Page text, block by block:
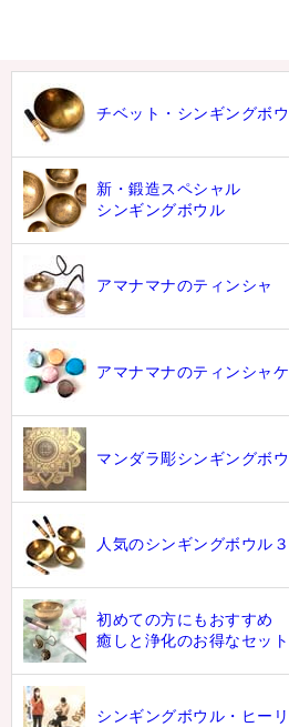
チベット・シンギングボ
新・鍛造スペシャル
シンギングボウル
アマナマナのティンシャ
アマナマナのティンシャ
マンダラ彫シンギングボ
人気のシンギングボウル
初めての方にもおすすめ
癒しと浄化のお得なセット
シンギングボウル・ヒー